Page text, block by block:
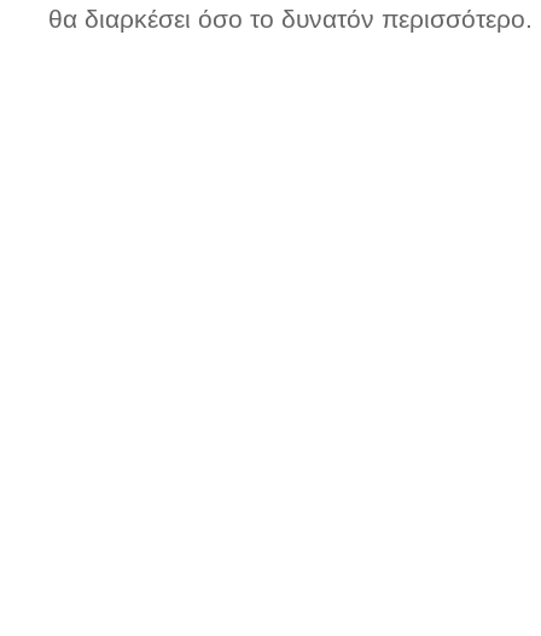
θα διαρκέσει όσο το δυνατόν